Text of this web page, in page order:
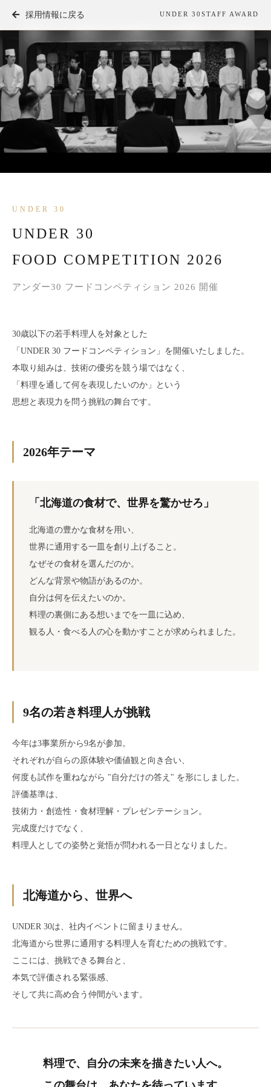
採用情報に戻る UNDER 30 STAFF AWARD
UNDER 30
UNDER 30
FOOD COMPETITION 2026
アンダー30 フードコンペティション 2026 開催
30歳以下の若手料理人を対象とした
「UNDER 30 フードコンペティション」を開催いたしました。
本取り組みは、技術の優劣を競う場ではなく、
「料理を通して何を表現したいのか」という
思想と表現力を問う挑戦の舞台です。
2026年テーマ
「北海道の食材で、世界を驚かせろ」
北海道の豊かな食材を用い、
世界に通用する一皿を創り上げること。
なぜその食材を選んだのか。
どんな背景や物語があるのか。
自分は何を伝えたいのか。
料理の裏側にある想いまでを一皿に込め、
観る人・食べる人の心を動かすことが求められました。
9名の若き料理人が挑戦
今年は3事業所から9名が参加。
それぞれが自らの原体験や価値観と向き合い、
何度も試作を重ねながら "自分だけの答え" を形にしました。
評価基準は、
技術力・創造性・食材理解・プレゼンテーション。
完成度だけでなく、
料理人としての姿勢と覚悟が問われる一日となりました。
北海道から、世界へ
UNDER 30は、社内イベントに留まりません。
北海道から世界に通用する料理人を育むための挑戦です。
ここには、挑戦できる舞台と、
本気で評価される緊張感、
そして共に高め合う仲間がいます。
料理で、自分の未来を描きたい人へ。